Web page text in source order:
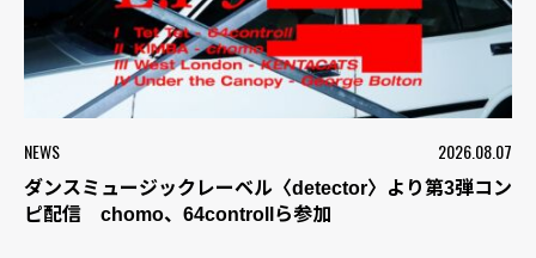
NEWS 2026.08.07
ダンスミュージックレーベル〈detector〉より第3弾コン
ピ配信 chomo、64controllら参加